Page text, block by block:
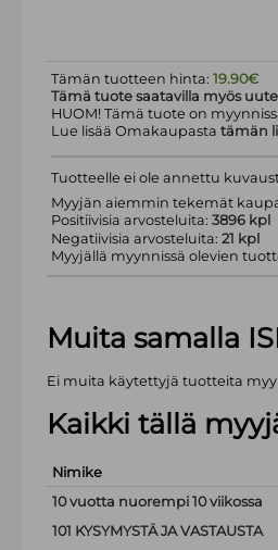
Tämän tuotteen hinta: 19.90€
Tämä tuote saatavilla myös
HUOM! Tämä tuote on
Lue lisää Omakaupasta tämän
Tuotteelle ei ole annettu
Myyjän aiemmin tekemät
Positiivisia arvosteluita: 3896 kpl
Negatiivisia arvosteluita: 21 kpl
Myyjällä myynnissä olevien
Muita samalla
Ei muita käytettyjä tuotteita
Kaikki tällä
Nimike
10 vuotta nuorempi 10 viikossa
101 KYSYMYSTÄ JA VASTAUSTA